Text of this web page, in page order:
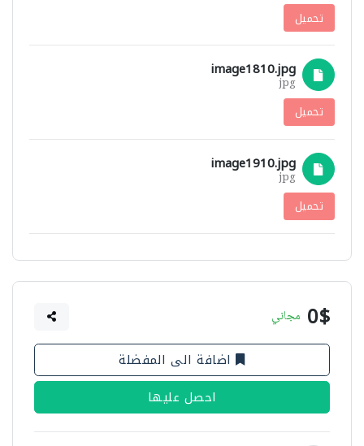
تحميل
image1810.jpg
jpg
تحميل
image1910.jpg
jpg
تحميل
0$ مجاني
اضافة الى المفضلة
احصل عليها